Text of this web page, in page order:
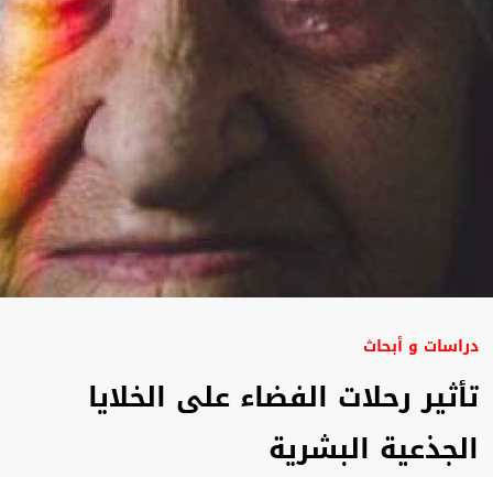
دراسات و أبحاث
تأثير رحلات الفضاء على الخلايا
الجذعية البشرية